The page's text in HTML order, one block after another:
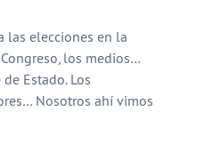
las elecciones en la
los medios…
Estado. Los
Nosotros ahí vimos